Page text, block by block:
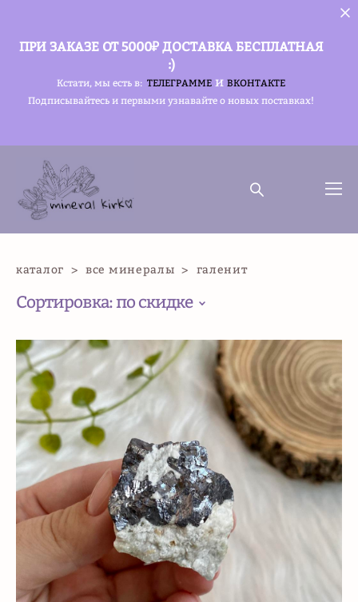
ПРИ ЗАКАЗЕ ОТ 5000₽ ДОСТАВКА БЕСПЛАТНАЯ
:)
Кстати, мы есть в: ТЕЛЕГРАММЕ и ВКОНТАКТЕ
Подписывайтесь и первыми узнавайте о новых поставках!
каталог > все минералы > галенит
Сортировка:по скидке